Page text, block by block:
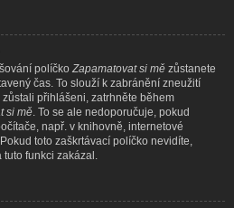
políčko Zapamatovat si mě zůstanete
čas. To slouží k zabránění zneužití
přihlášeni, zatrhněte během
si mě . To se ale nedoporučuje, pokud
např. v knihovně, internetové
toto zaškrtávací políčko nevidíte,
funkci zakázal.